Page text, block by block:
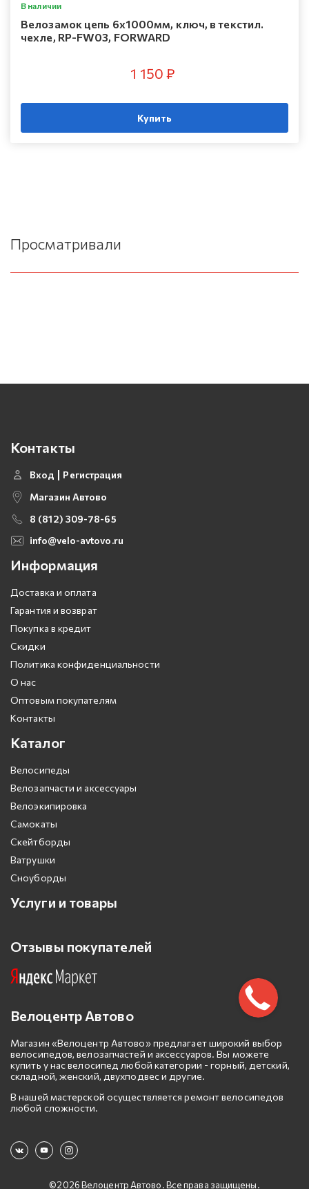
В наличии
Велозамок цепь 6х1000мм, ключ, в текстил.
чехле, RP-FW03, FORWARD
1 150 ₽
Купить
Просматривали
Контакты
Вход
Регистрация
Магазин Автово
8 (812) 309-78-65
info@velo-avtovo.ru
Информация
Доставка и оплата
Гарантия и возврат
Покупка в кредит
Скидки
Политика конфиденциальности
О нас
Оптовым покупателям
Контакты
Каталог
Велосипеды
Велозапчасти и аксессуары
Велоэкипировка
Самокаты
Скейтборды
Ватрушки
Сноуборды
Услуги и товары
Отзывы покупателей
Велоцентр Автово
Магазин «Велоцентр Автово» предлагает широкий выбор
велосипедов, велозапчастей и аксессуаров. Вы можете
купить у нас велосипед любой категории - горный, детский,
складной, женский, двухподвес и другие.
В нашей мастерской осуществляется ремонт велосипедов
любой сложности.
©2026 Велоцентр Автово. Все права защищены.